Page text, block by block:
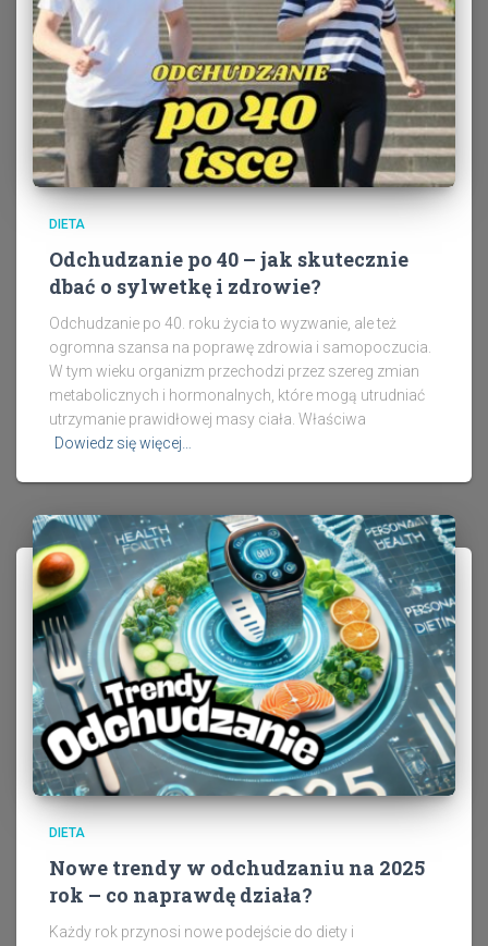
DIETA
Odchudzanie po 40 – jak skutecznie
dbać o sylwetkę i zdrowie?
Odchudzanie po 40. roku życia to wyzwanie, ale też
ogromna szansa na poprawę zdrowia i samopoczucia.
W tym wieku organizm przechodzi przez szereg zmian
metabolicznych i hormonalnych, które mogą utrudniać
utrzymanie prawidłowej masy ciała. Właściwa
Dowiedz się więcej…
DIETA
Nowe trendy w odchudzaniu na 2025
rok – co naprawdę działa?
Każdy rok przynosi nowe podejście do diety i